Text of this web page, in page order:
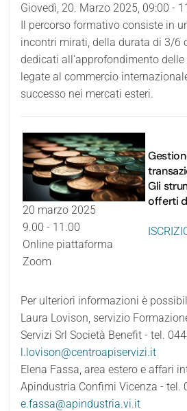
Giovedì, 20. Marzo 2025, 09:00 -
Il percorso formativo consiste in
incontri mirati, della durata di 3/6
dedicati all'approfondimento
legate al commercio
successo nei mercati esteri.
20 marzo 2025
9.00 - 11.00
Online piattaforma
Zoom
Gli
offerti
Per ulteriori informazioni è
Laura Lovison, servizio
Servizi Srl Società Benefit - tel.
l.lovison@centroapiservizi.it
Elena Fassa, area estero e affari
Apindustria Confimi Vicenza - tel.
e.fassa@apindustria.vi.it